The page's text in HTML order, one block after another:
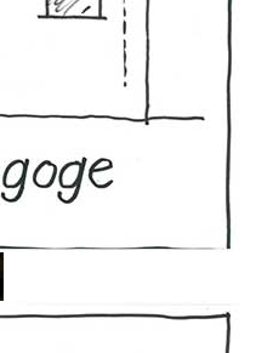
JUNI 2015), FAST WIE